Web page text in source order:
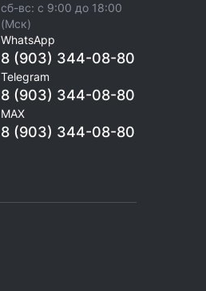
сб-вс: с 9:00 до 18:00
(Мск)
WhatsApp
8 (903) 344-08-80
Telegram
8 (903) 344-08-80
MAX
8 (903) 344-08-80